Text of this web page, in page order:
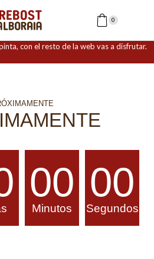
0
con el resto de la web vas a disfrutar.
00
Minutos
00
Segundos